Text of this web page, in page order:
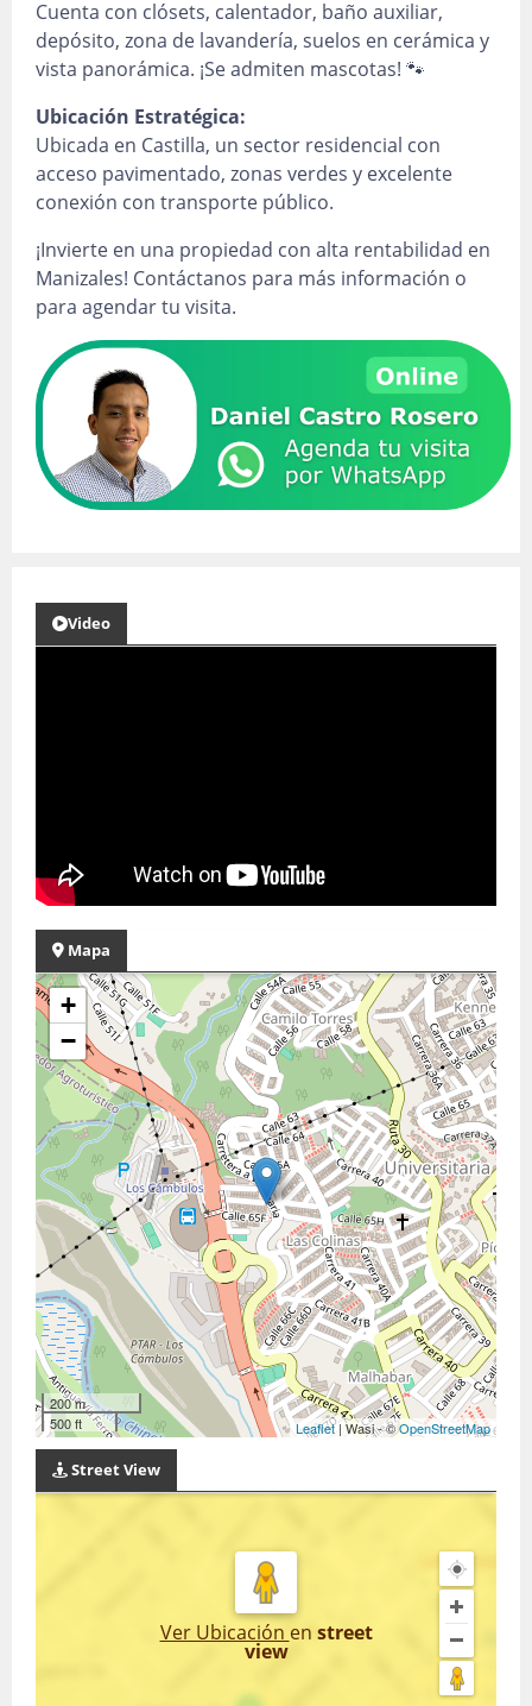
Cuenta con clósets, calentador, baño auxiliar,
depósito, zona de lavandería, suelos en cerámica y
vista panorámica. ¡Se admiten mascotas! 🐾
Ubicación Estratégica:
Ubicada en Castilla, un sector residencial con
acceso pavimentado, zonas verdes y excelente
conexión con transporte público.
¡Invierte en una propiedad con alta rentabilidad en
Manizales! Contáctanos para más información o
para agendar tu visita.
Video
Mapa
+
−
200 m
500 ft
Leaflet| Wasi - ©OpenStreetMap
Street View
Ver Ubicación en street
view